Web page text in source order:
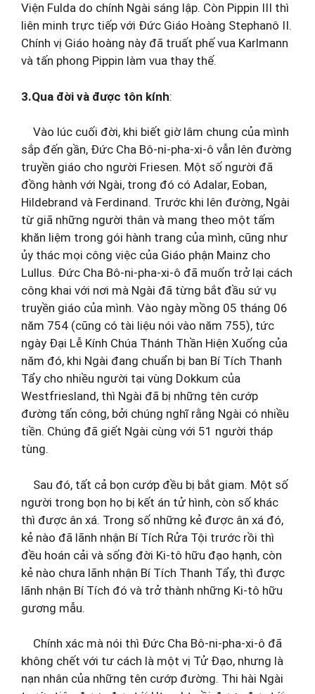
Viện Fulda do chính Ngài sáng lập. Còn Pippin III thì
liên minh trực tiếp với Đức Giáo Hoàng Stephanô II.
Chính vị Giáo hoàng này đã truất phế vua Karlmann
và tấn phong Pippin làm vua thay thế.
3.Qua đời và được tôn kính:
Vào lúc cuối đời, khi biết giờ lâm chung của mình
sắp đến gần, Đức Cha Bô-ni-pha-xi-ô vẫn lên đường
truyền giáo cho người Friesen. Một số người đã
đồng hành với Ngài, trong đó có Adalar, Eoban,
Hildebrand và Ferdinand. Trước khi lên đường, Ngài
từ giã những người thân và mang theo một tấm
khăn liệm trong gói hành trang của mình, cũng như
ủy thác mọi công việc của Giáo phận Mainz cho
Lullus. Đức Cha Bô-ni-pha-xi-ô đã muốn trở lại cách
công khai với nơi mà Ngài đã từng bắt đầu sứ vụ
truyền giáo của mình. Vào ngày mồng 05 tháng 06
năm 754 (cũng có tài liệu nói vào năm 755), tức
ngày Đại Lễ Kính Chúa Thánh Thần Hiện Xuống của
năm đó, khi Ngài đang chuẩn bị ban Bí Tích Thanh
Tẩy cho nhiều người tại vùng Dokkum của
Westfriesland, thì Ngài đã bị những tên cướp
đường tấn công, bởi chúng nghĩ rằng Ngài có nhiều
tiền. Chúng đã giết Ngài cùng với 51 người tháp
tùng.
Sau đó, tất cả bọn cướp đều bị bắt giam. Một số
người trong bọn họ bị kết án tử hình, còn số khác
thì được ân xá. Trong số những kẻ được ân xá đó,
kẻ nào đã lãnh nhận Bí Tích Rửa Tội trước rồi thì
đều hoán cải và sống đời Ki-tô hữu đạo hạnh, còn
kẻ nào chưa lãnh nhận Bí Tích Thanh Tẩy, thì được
lãnh nhận Bí Tích đó và trở thành những Ki-tô hữu
gương mẫu.
Chính xác mà nói thì Đức Cha Bô-ni-pha-xi-ô đã
không chết với tư cách là một vị Tử Đạo, nhưng là
nạn nhân của những tên cướp đường. Thi hài Ngài